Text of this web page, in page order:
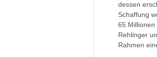
dessen
Schaffung
65 Millionen
Rehlinger
Rahmen